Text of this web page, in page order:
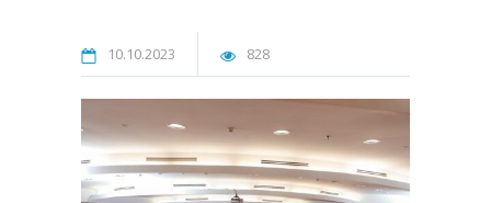
10.10.2023 828